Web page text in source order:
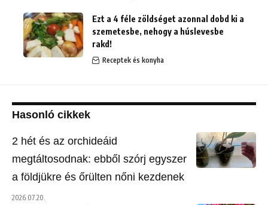
Ezt a 4 féle zöldséget azonnal dobd ki a
szemetesbe, nehogy a húslevesbe
rakd!
Receptek és konyha
Hasonló cikkek
2 hét és az orchideáid
megtáltosodnak: ebből szórj egyszer
a földjükre és őrülten nőni kezdenek
2026.07.20.